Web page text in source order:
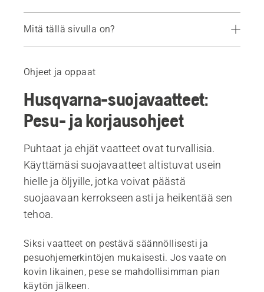
Mitä tällä sivulla on?
Ohjeet ja oppaat
Husqvarna-suojavaatteet:
Pesu- ja korjausohjeet
Puhtaat ja ehjät vaatteet ovat turvallisia.
Käyttämäsi suojavaatteet altistuvat usein
hielle ja öljyille, jotka voivat päästä
suojaavaan kerrokseen asti ja heikentää sen
tehoa.
Siksi vaatteet on pestävä säännöllisesti ja
pesuohjemerkintöjen mukaisesti. Jos vaate on
kovin likainen, pese se mahdollisimman pian
käytön jälkeen.